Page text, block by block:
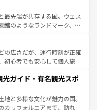
彩な楽しみ方が可能だ。さ
力が溢れており、どの街角に
ている。パリ以外の個性あふ
ても飽きることがない。ベ
ルン州のアルプスの絶景、そ
といった風景は必見。ビール
しい。 なお、新着の
を参照してほしい。
最先端が共存する国。ウェス
館のようなランドマーク、歴
また、優雅なアフタヌーン
らない英国パブ、サッカー観
る体験も豊富。イギリスを旅
の広さだが、運行時刻が正確
初心者でも安心して個人旅行
スイスならではのユニークな
けでなく町歩きも満喫する
いため物価も高いが、旅行
ビスもあり、うまく活用すれ
ガイド・有名観光スポ
と多様な文化が魅力の国。
カリフォルニアまで、訪れる